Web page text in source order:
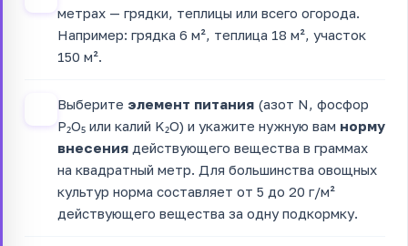
метрах — грядки, теплицы или всего огорода.
Например: грядка 6 м², теплица 18 м², участок
150 м².
Выберите элемент питания (азот N, фосфор
P₂O₅ или калий K₂O) и укажите нужную вам норму
внесения действующего вещества в граммах
на квадратный метр. Для большинства овощных
культур норма составляет от 5 до 20 г/м²
действующего вещества за одну подкормку.